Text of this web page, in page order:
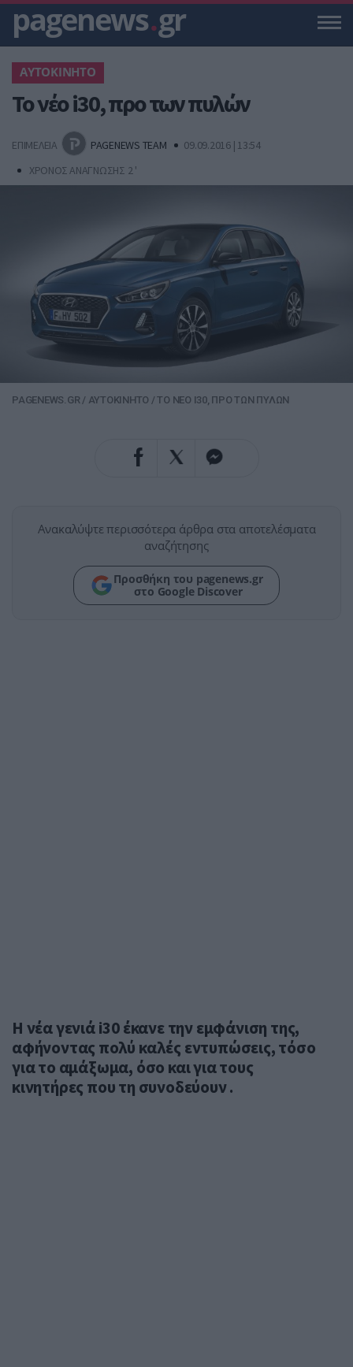
pagenews.gr
ΑΥΤΟΚΙΝΗΤΟ
Το νέο i30, προ των πυλών
ΕΠΙΜΕΛΕΙΑ PAGENEWS TEAM
09.09.2016 | 13:54
ΧΡΟΝΟΣ ΑΝΑΓΝΩΣΗΣ 2 '
PAGENEWS.GR / ΑΥΤΟΚΙΝΗΤΟ /ΤΟ ΝΕΟ I30, ΠΡΟ ΤΩΝ ΠΥΛΩΝ
Ανακαλύψτε περισσότερα άρθρα στα αποτελέσματα
αναζήτησης
Προσθήκη του pagenews.gr
στο Google Discover
Η νέα γενιά i30 έκανε την εμφάνιση της,
αφήνοντας πολύ καλές εντυπώσεις, τόσο
για το αμάξωμα, όσο και για τους
κινητήρες που τη συνοδεύουν .